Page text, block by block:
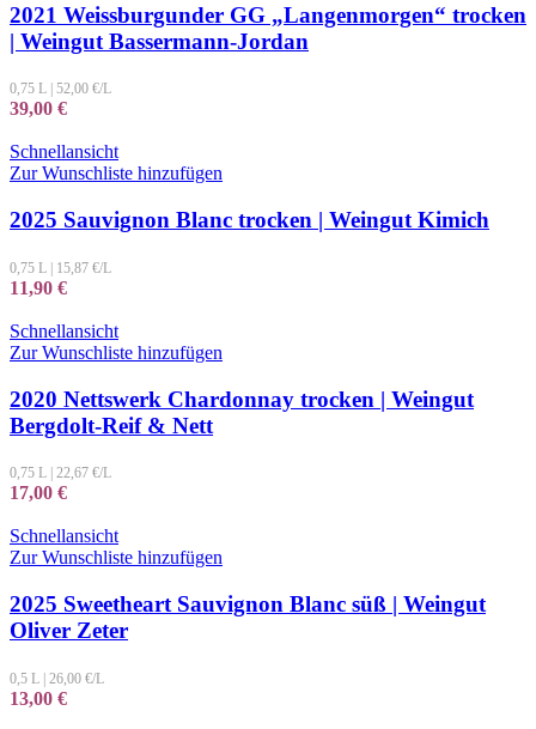
2021 Weissburgunder GG „Langenmorgen“ trocken
| Weingut Bassermann-Jordan
0,75 L 52,00 €/L
39,00 €
Schnellansicht
Zur Wunschliste hinzufügen
2025 Sauvignon Blanc trocken | Weingut Kimich
0,75 L 15,87 €/L
11,90 €
Schnellansicht
Zur Wunschliste hinzufügen
2020 Nettswerk Chardonnay trocken | Weingut
Bergdolt-Reif & Nett
0,75 L 22,67 €/L
17,00 €
Schnellansicht
Zur Wunschliste hinzufügen
2025 Sweetheart Sauvignon Blanc süß | Weingut
Oliver Zeter
0,5 L | 26,00 €/L
13,00 €